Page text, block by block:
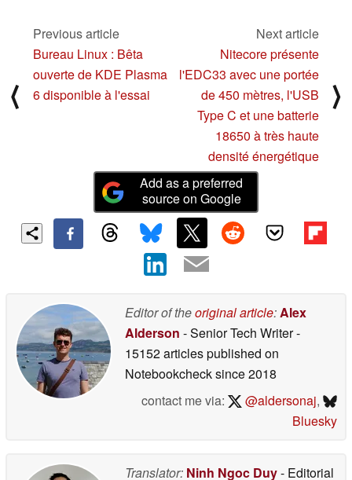
⟨
Previous article
Bureau Linux : Bêta
ouverte de KDE Plasma
6 disponible à l'essai
Next article
Nitecore présente
l'EDC33 avec une portée
de 450 mètres, l'USB
Type C et une batterie
18650 à très haute
densité énergétique
⟩
Add as a preferred
source on Google
Editor of theoriginal article: Alex
Alderson - Senior Tech Writer-
15152 articles published on
Notebookchecksince 2018
contact me via:
@aldersonaj,
Bluesky
Translator: Ninh Ngoc Duy- Editorial